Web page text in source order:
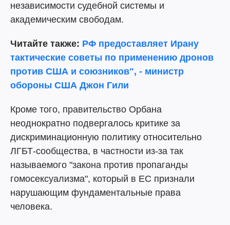
независимости судебной системы и
академическим свободам.
Читайте также: РФ предоставляет Ирану
тактические советы по применению дронов
против США и союзников", - министр
обороны США Джон Гили
Кроме того, правительство Орбана
неоднократно подвергалось критике за
дискриминационную политику относительно
ЛГБТ-сообщества, в частности из-за так
называемого "закона против пропаганды
гомосексуализма", который в ЕС признали
нарушающим фундаментальные права
человека.